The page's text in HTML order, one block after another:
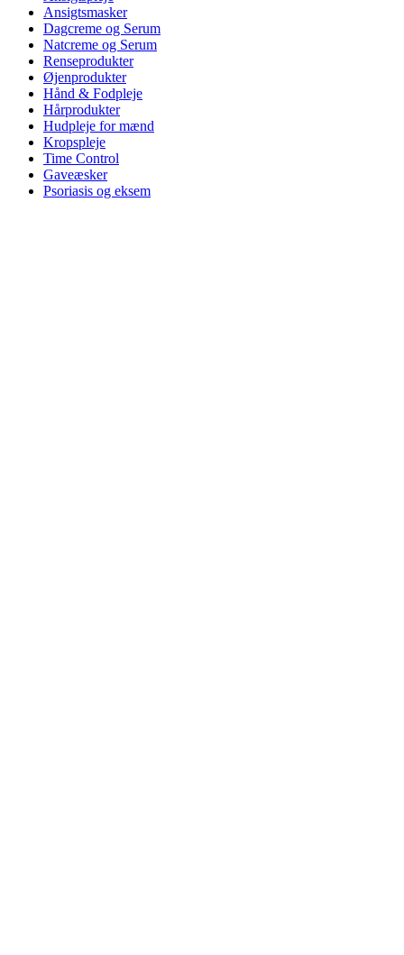
Ansigtsmasker
Dagcreme og Serum
Natcreme og Serum
Renseprodukter
Øjenprodukter
Hånd & Fodpleje
Hårprodukter
Hudpleje for mænd
Kropspleje
Time Control
Gaveæsker
Psoriasis og eksem